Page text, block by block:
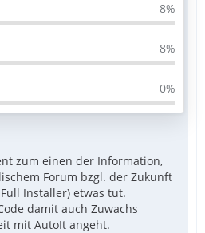
8%
8%
0%
zum einen der Information,
Forum bzgl. der Zukunft
Full Installer) etwas tut.
damit auch Zuwachs
mit AutoIt angeht.